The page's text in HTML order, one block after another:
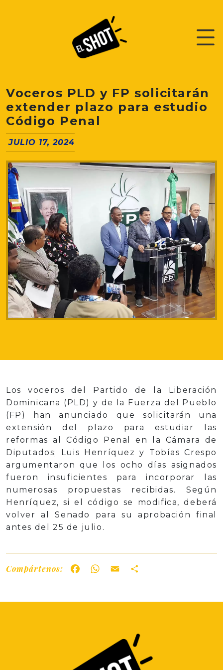
Voceros PLD y FP solicitarán
extender plazo para estudio
Código Penal
JULIO 17, 2024
Los voceros del Partido de la Liberación
Dominicana (PLD) y de la Fuerza del Pueblo
(FP) han anunciado que solicitarán una
extensión del plazo para estudiar las
reformas al Código Penal en la Cámara de
Diputados; Luis Henríquez y Tobías Crespo
argumentaron que los ocho días asignados
fueron insuficientes para incorporar las
numerosas propuestas recibidas. Según
Henríquez, si el código se modifica, deberá
volver al Senado para su aprobación final
antes del 25 de julio.
Compártenos: FacebookWhatsApp
Email